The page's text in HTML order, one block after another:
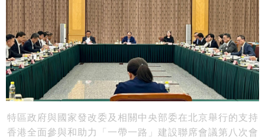
特區政府與國家發改委及相關中央部委在北京舉行的支持
香港全面參與和助力「一帶一路」建設聯席會議第八次會